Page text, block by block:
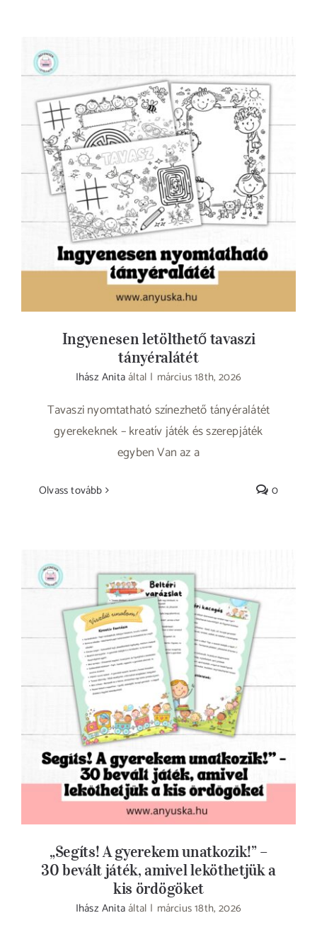
Ingyenesen letölthető tavaszi tányéralátét
Ingyenesen letölthető tavaszi
tányéralátét
Ihász Anitaáltal | március 18th, 2026
Tavaszi nyomtatható színezhető tányéralátét
gyerekeknek – kreatív játék és szerepjáték
egyben Van az a
Olvass tovább 0
„Segíts! A gyerekem unatkozik!” – 30 bevált
játék, amivel leköthetjük a kis ördögöket
„Segíts! A gyerekem unatkozik!” –
30 bevált játék, amivel leköthetjük a
kis ördögöket
Ihász Anitaáltal | március 18th, 2026